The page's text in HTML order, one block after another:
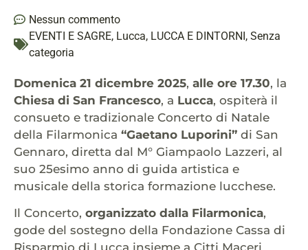
Nessun commento
EVENTI E SAGRE, Lucca, LUCCA E DINTORNI, Senza
categoria
Domenica 21 dicembre 2025, alle ore 17.30, la
Chiesa di San Francesco, a Lucca, ospiterà il
consueto e tradizionale Concerto di Natale
della Filarmonica “Gaetano Luporini” di San
Gennaro, diretta dal M° Giampaolo Lazzeri, al
suo 25esimo anno di guida artistica e
musicale della storica formazione lucchese.
Il Concerto, organizzato dalla Filarmonica,
gode del sostegno della Fondazione Cassa di